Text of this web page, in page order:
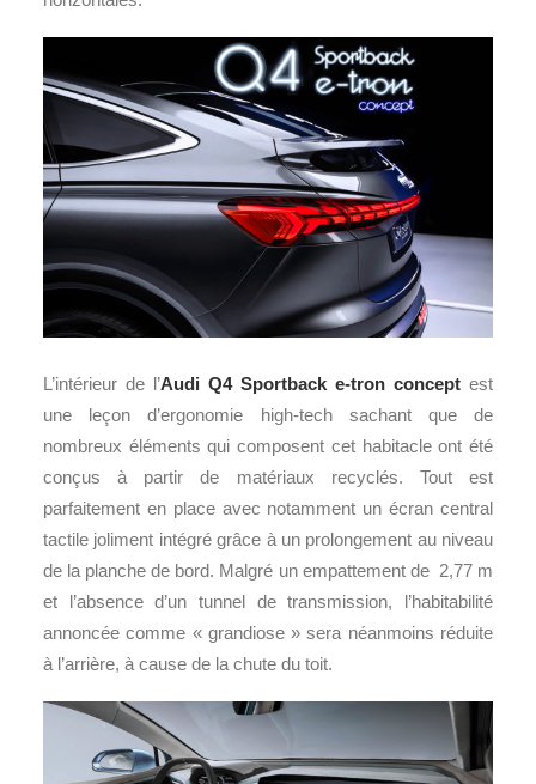
L’intérieur de l’Audi Q4 Sportback e-tron concept est
une leçon d’ergonomie high-tech sachant que de
nombreux éléments qui composent cet habitacle ont été
conçus à partir de matériaux recyclés. Tout est
parfaitement en place avec notamment un écran central
tactile joliment intégré grâce à un prolongement au niveau
de la planche de bord. Malgré un empattement de 2,77 m
et l’absence d’un tunnel de transmission, l’habitabilité
annoncée comme « grandiose » sera néanmoins réduite
à l’arrière, à cause de la chute du toit.